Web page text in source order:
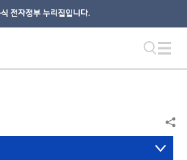
전자정부 누리집입니다.